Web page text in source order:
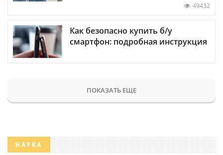
49432
Как безопасно купить б/у
смартфон: подробная инструкция
ПОКАЗАТЬ ЕЩЕ
НАУКА